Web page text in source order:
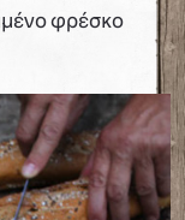
φρέσκο